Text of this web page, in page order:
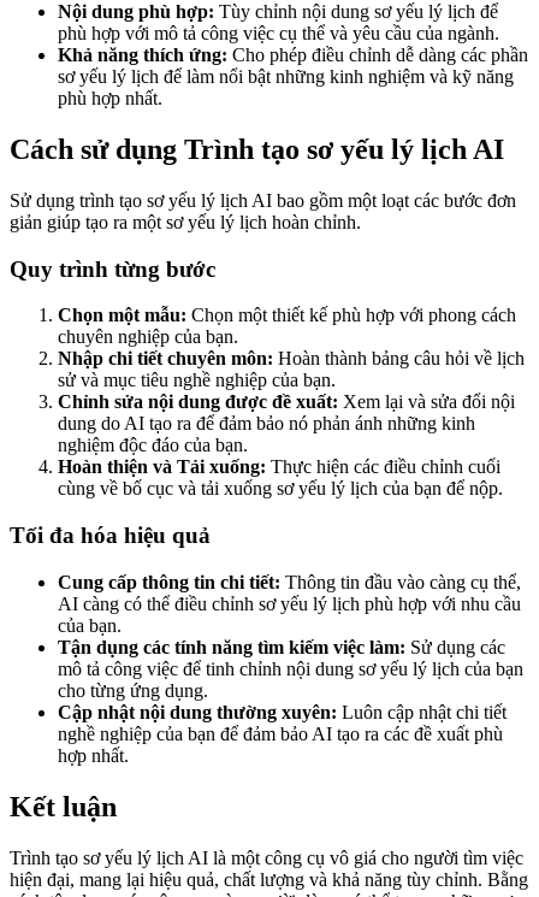
Nội dung phù hợp: Tùy chỉnh nội dung sơ yếu lý lịch để
phù hợp với mô tả công việc cụ thể và yêu cầu của ngành.
Khả năng thích ứng: Cho phép điều chỉnh dễ dàng các phần
sơ yếu lý lịch để làm nổi bật những kinh nghiệm và kỹ năng
phù hợp nhất.
Cách sử dụng Trình tạo sơ yếu lý lịch AI
Sử dụng trình tạo sơ yếu lý lịch AI bao gồm một loạt các bước đơn
giản giúp tạo ra một sơ yếu lý lịch hoàn chỉnh.
Quy trình từng bước
Chọn một mẫu: Chọn một thiết kế phù hợp với phong cách
chuyên nghiệp của bạn.
Nhập chi tiết chuyên môn: Hoàn thành bảng câu hỏi về lịch
sử và mục tiêu nghề nghiệp của bạn.
Chỉnh sửa nội dung được đề xuất: Xem lại và sửa đổi nội
dung do AI tạo ra để đảm bảo nó phản ánh những kinh
nghiệm độc đáo của bạn.
Hoàn thiện và Tải xuống: Thực hiện các điều chỉnh cuối
cùng về bố cục và tải xuống sơ yếu lý lịch của bạn để nộp.
Tối đa hóa hiệu quả
Cung cấp thông tin chi tiết: Thông tin đầu vào càng cụ thể,
AI càng có thể điều chỉnh sơ yếu lý lịch phù hợp với nhu cầu
của bạn.
Tận dụng các tính năng tìm kiếm việc làm: Sử dụng các
mô tả công việc để tinh chỉnh nội dung sơ yếu lý lịch của bạn
cho từng ứng dụng.
Cập nhật nội dung thường xuyên: Luôn cập nhật chi tiết
nghề nghiệp của bạn để đảm bảo AI tạo ra các đề xuất phù
hợp nhất.
Kết luận
Trình tạo sơ yếu lý lịch AI là một công cụ vô giá cho người tìm việc
hiện đại, mang lại hiệu quả, chất lượng và khả năng tùy chỉnh. Bằng